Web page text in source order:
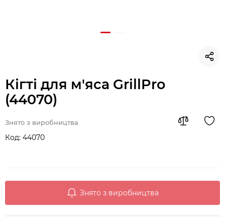
Кігті для м'яса GrillPro
(44070)
Знято з виробництва
Код: 44070
Знято з виробництва